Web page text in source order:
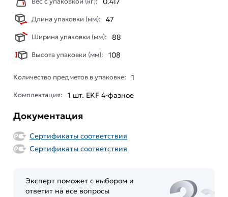
Длина упаковки (мм): 47
Ширина упаковки (мм): 88
Высота упаковки (мм): 108
Количество предметов в упаковке: 1
Комплектация: 1 шт. EKF 4-фазное
Документация
Сертификаты соответствия
Сертификаты соответствия
Эксперт поможет с выбором и
ответит на все вопросы